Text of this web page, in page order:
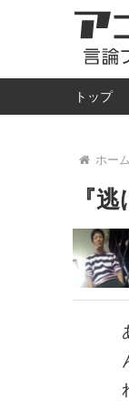
トップ
ホーム
『